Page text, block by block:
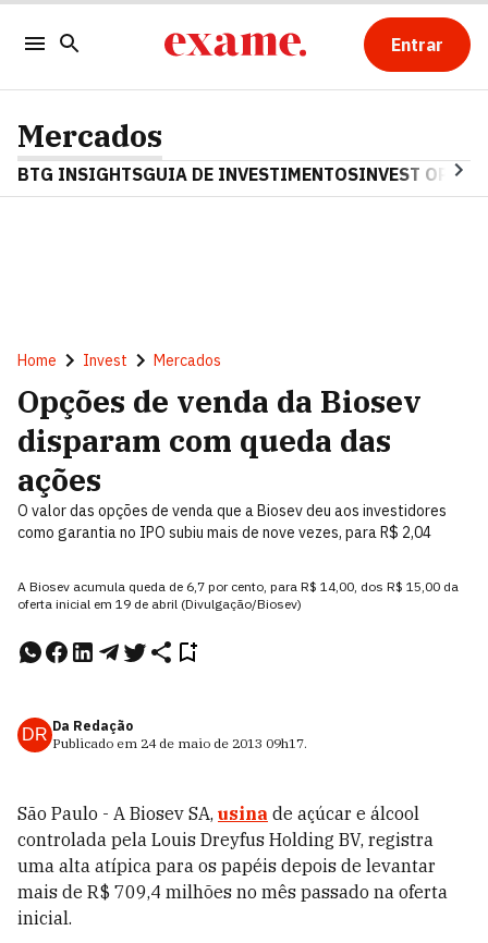
Entrar
Mercados
BTG INSIGHTSGUIA DE INVESTIMENTOSINVEST OPINA
Home Invest Mercados
Opções de venda da Biosev
disparam com queda das
ações
O valor das opções de venda que a Biosev deu aos investidores
como garantia no IPO subiu mais de nove vezes, para R$ 2,04
A Biosev acumula queda de 6,7 por cento, para R$ 14,00, dos R$ 15,00 da
oferta inicial em 19 de abril (Divulgação/Biosev)
DR Da Redação
Publicado em 24 de maio de 2013 09h17.
São Paulo - A Biosev SA, usina de açúcar e álcool
controlada pela Louis Dreyfus Holding BV, registra
uma alta atípica para os papéis depois de levantar
mais de R$ 709,4 milhões no mês passado na oferta
inicial.